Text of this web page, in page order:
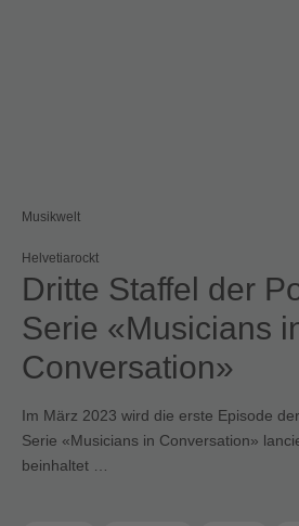
Musikwelt
Helvetiarockt
Dritte Staffel der
Serie «Musicians
Conversation»
Im März 2023 wird die erste Episode
Serie «Musicians in Conversation»
beinhaltet …